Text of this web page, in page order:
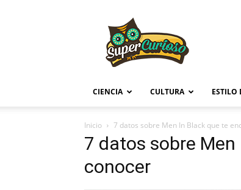
CIENCIA CULTURA ESTILO
Inicio 7 datos sobre Men In Black que te
7 datos sobre
conocer